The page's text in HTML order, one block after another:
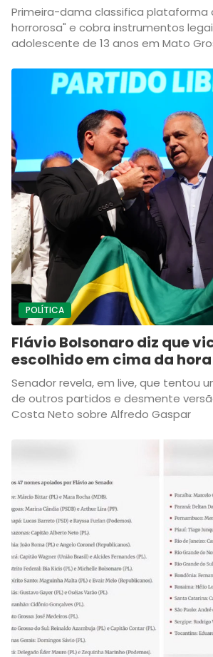
Primeira-dama classifica plataforma
horrorosa" e cobra instrumentos
adolescente de 13 anos em Mato
POLÍTICA
Flávio Bolsonaro diz que
escolhido em cima da hora
Senador revela, em live, que tentou
de outros partidos e desmente
Costa Neto sobre Alfredo Gaspar